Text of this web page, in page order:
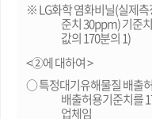
※ LG화학 염화비닐(실제
준치 30ppm) 기준
값의 170분의 1)
<②에 대하여 >
○ 특정대기유해물질 배출
배출허용기준치를
업체임